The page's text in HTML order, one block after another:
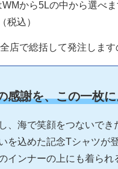
から5Lの中から選べま
税込）
店で総括して発注します
感謝を、この一枚
、海で笑顔をつないでき
を込めた記念Tシャツが
インナーの上にも着ら